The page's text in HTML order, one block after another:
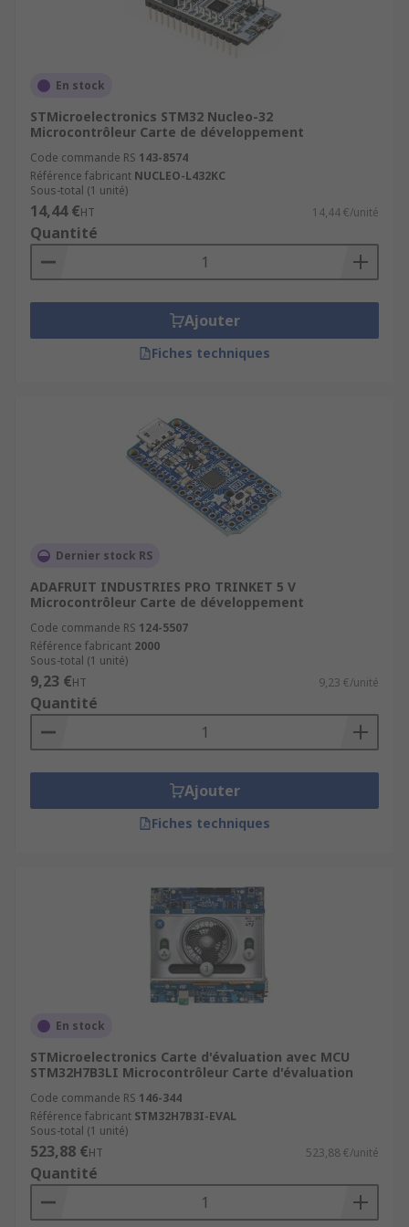
En stock
STMicroelectronics STM32 Nucleo-32
Microcontrôleur Carte de développement
Code commande RS 143-8574
Référence fabricant NUCLEO-L432KC
Sous-total (1 unité)
14,44 €HT 14,44 €/unité
Quantité
Ajouter
Fiches techniques
Dernier stock RS
ADAFRUIT INDUSTRIES PRO TRINKET 5 V
Microcontrôleur Carte de développement
Code commande RS 124-5507
Référence fabricant 2000
Sous-total (1 unité)
9,23 €HT 9,23 €/unité
Quantité
Ajouter
Fiches techniques
En stock
STMicroelectronics Carte d'évaluation avec MCU
STM32H7B3LI Microcontrôleur Carte d'évaluation
Code commande RS 146-344
Référence fabricant STM32H7B3I-EVAL
Sous-total (1 unité)
523,88 €HT 523,88 €/unité
Quantité